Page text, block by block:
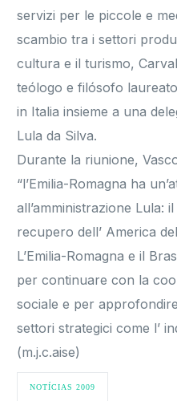
servizi per le piccole e
scambio tra i settori
cultura e il turismo,
teólogo e filósofo
in Italia insieme a una
Lula da Silva.
Durante la riunione,
“l’Emilia-Romagna ha
all’amministrazione Lula:
recupero dell’ America
L’Emilia-Romagna e il
per continuare con la
sociale e per
settori strategici come l’
(m.j.c.aise)
NOTÍCIAS 2009